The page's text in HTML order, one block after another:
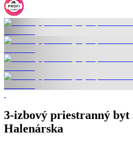
3-izbový priestranný byt
Halenárska